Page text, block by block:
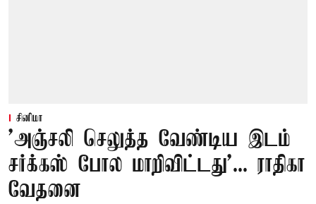
சினிமா
'அஞ்சலி செலுத்த வேண்டிய இடம்
சர்க்கஸ் போல மாறிவிட்டது'... ராதிகா
வேதனை